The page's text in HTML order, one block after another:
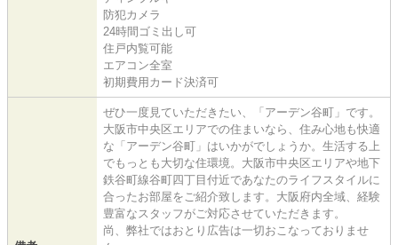
防犯カメラ
24時間ゴミ出し可
住戸内覧可能
エアコン全室
初期費用カード決済可
ぜひ一度見ていただきたい、「アーデン谷町」です。
大阪市中央区エリアでの住まいなら、住み心地も快適
な「アーデン谷町」はいかがでしょうか。生活する上
でもっとも大切な住環境。大阪市中央区エリアや地下
鉄谷町線谷町四丁目付近であなたのライフスタイルに
合ったお部屋をご紹介致します。大阪府内全域、経験
豊富なスタッフがご対応させていただきます。
尚、弊社ではおとり広告は一切おこなっておりませ